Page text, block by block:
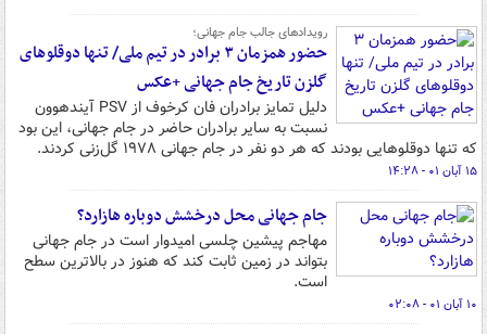
رویدادهای جالب جام جهانی؛
حضور همزمان ۳ برادر در تیم ملی/ تنها دوقلوهای
گلزن تاریخ جام جهانی +عکس
دلیل تمایز برادران فان کرخوف از PSV آیندهوون
نسبت به سایر برادران حاضر در جام جهانی، این بود
که تنها دوقلوهایی بودند که هر دو نفر در جام جهانی ۱۹۷۸ گل‌زنی کردند.
۱۵ آبان ۰۱ - ۱۴:۲۸
جام جهانی محل درخشش دوباره هازارد؟
مهاجم پیشین چلسی امیدوار است در جام جهانی
بتواند در زمین ثابت کند که هنوز در بالاترین سطح
است.
۱۰ آبان ۰۱ - ۰۲:۰۸